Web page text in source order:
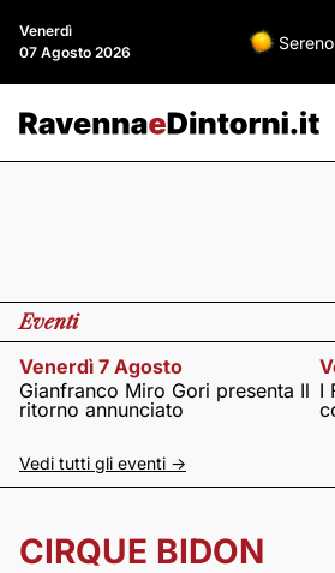
Venerdì
07 Agosto 2026
Sereno
Eventi
Venerdì 7 Agosto
Gianfranco Miro Gori presenta Il
ritorno annunciato
I
Vedi tutti gli eventi ->
CIRQUE BIDON